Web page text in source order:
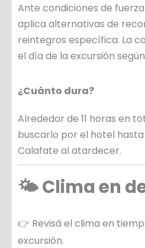
Ante condiciones de
aplica alternativas de
reintegros específica. La
el día de la excursión
¿Cuánto dura?
Alrededor de 11 horas en
buscarlo por el hotel hasta
Calafate al atardecer.
🌤️ Clima en
👉 Revisá el clima en
excursión.